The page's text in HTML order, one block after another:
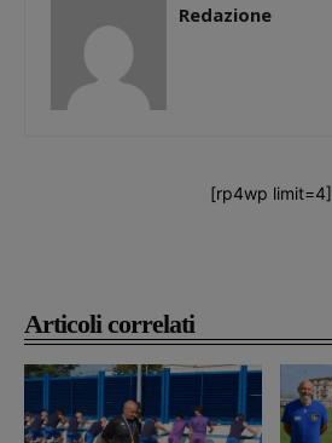
Articoli correlati
Redazione
[rp4wp limit=4]